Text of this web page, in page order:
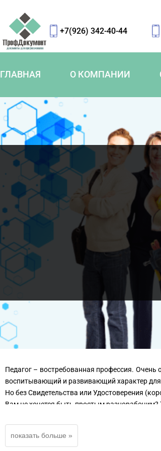
+7(926) 342-40-44
ГЛАВНАЯ О КОМПАНИИ
Педагог – востребованная профессия.
воспитывающий и развивающий характер для
Но без Свидетельства или Удостоверения
Вам не хочется быть простым разнорабочим?
окончить курсы педагога
повысить квалификацию по специальности